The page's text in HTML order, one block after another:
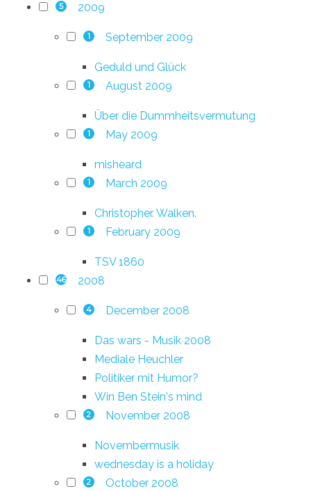
5 2009
1 September 2009
Geduld und Glück
1 August 2009
Über die Dummheitsvermutung
1 May 2009
misheard
1 March 2009
Christopher. Walken.
1 February 2009
TSV 1860
46 2008
4 December 2008
Das wars - Musik 2008
Mediale Heuchler
Politiker mit Humor?
Win Ben Stein's mind
2 November 2008
Novembermusik
wednesday is a holiday
2 October 2008